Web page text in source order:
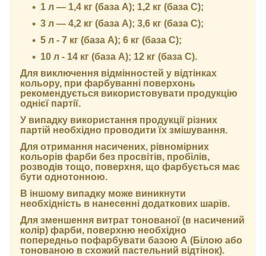
1 л — 1,4 кг (база А); 1,2 кг (база С);
3 л — 4,2 кг (база А); 3,6 кг (база C);
5 л - 7 кг (база А); 6 кг (база С);
10 л - 14 кг (база А); 12 кг (база С).
Для виключення відмінностей у відтінках
кольору, при фарбуванні поверхонь
рекомендується використовувати продукцію
однієї партії.
У випадку використання продукції різних
партій необхідно проводити їх змішування.
Для отримання насичених, рівномірних
кольорів фарби без просвітів, пробілів,
розводів тощо, поверхня, що фарбується має
бути однотонною.
В іншому випадку може виникнути
необхідність в нанесенні додаткових шарів.
Для зменшення витрат тонованої (в насичений
колір) фарби, поверхню необхідно
попередньо пофарбувати базою А (Білою або
тонованою в схожий пастельний відтінок).